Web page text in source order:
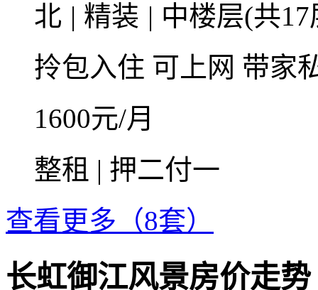
北 | 精装 | 中楼层(共
拎包入住 可上网 带家
1600元/月
整租 | 押二付一
查看更多（8套）
长虹御江风景房价走势